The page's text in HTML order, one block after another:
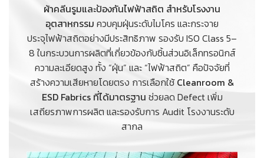
ผ้าคลีนรูมและป้องกันไฟฟ้าสถิต สำหรับโรงงาน
อุตสาหกรรม ควบคุมฝุ่นระดับไมโคร และกระจาย
ประจุไฟฟ้าสถิตอย่างมีประสิทธิภาพ รองรับ ISO Class 5–
8 ในกระบวนการผลิตที่เกี่ยวข้องกับชิ้นส่วนอิเล็กทรอนิกส์
ความละเอียดสูง ทั้ง “ฝุ่น” และ “ไฟฟ้าสถิต” คือปัจจัยที่
สร้างความเสียหายโดยตรง การเลือกใช้Cleanroom &
ESD Fabrics ที่ได้มาตรฐาน ช่วยลด Defect เพิ่ม
เสถียรภาพการผลิต และรองรับการ Audit โรงงานระดับ
สากล